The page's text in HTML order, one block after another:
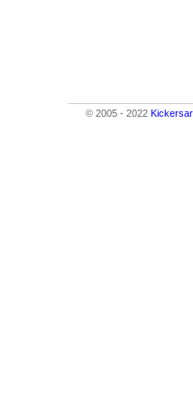
© 2005 - 2022